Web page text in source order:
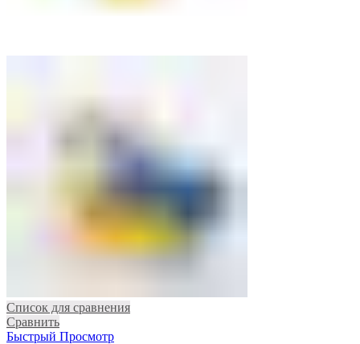
Список для сравнения
Сравнить
Быстрый Просмотр